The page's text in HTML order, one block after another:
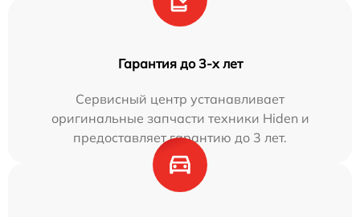
Гарантия до 3-х лет
Сервисный центр устанавливает
оригинальные запчасти техники Hiden и
предоставляет гарантию до 3 лет.